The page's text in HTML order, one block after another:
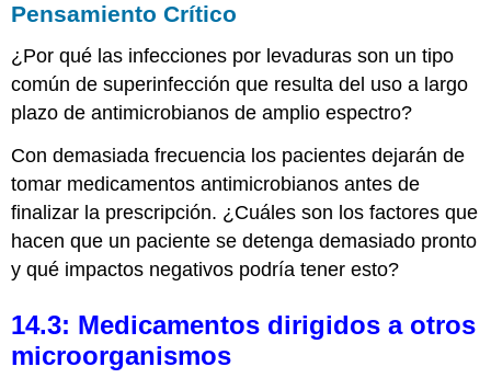
Pensamiento Crítico
¿Por qué las infecciones por levaduras son un tipo
común de superinfección que resulta del uso a largo
plazo de antimicrobianos de amplio espectro?
Con demasiada frecuencia los pacientes dejarán de
tomar medicamentos antimicrobianos antes de
finalizar la prescripción. ¿Cuáles son los factores que
hacen que un paciente se detenga demasiado pronto
y qué impactos negativos podría tener esto?
14.3: Medicamentos dirigidos a otros
microorganismos